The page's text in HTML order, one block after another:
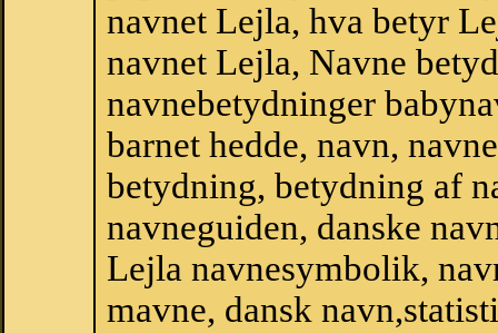
navnet Lejla, hva betyr
navnet Lejla, Navne
navnebetydninger
barnet hedde, navn,
betydning, betydning af
navneguiden, danske
Lejla navnesymbolik,
mavne, dansk